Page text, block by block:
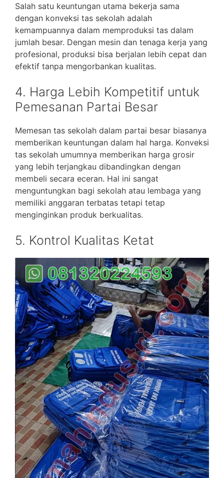
Salah satu keuntungan utama bekerja sama
dengan konveksi tas sekolah adalah
kemampuannya dalam memproduksi tas dalam
jumlah besar. Dengan mesin dan tenaga kerja yang
profesional, produksi bisa berjalan lebih cepat dan
efektif tanpa mengorbankan kualitas.
4. Harga Lebih Kompetitif untuk
Pemesanan Partai Besar
Memesan tas sekolah dalam partai besar biasanya
memberikan keuntungan dalam hal harga. Konveksi
tas sekolah umumnya memberikan harga grosir
yang lebih terjangkau dibandingkan dengan
membeli secara eceran. Hal ini sangat
menguntungkan bagi sekolah atau lembaga yang
memiliki anggaran terbatas tetapi tetap
menginginkan produk berkualitas.
5. Kontrol Kualitas Ketat